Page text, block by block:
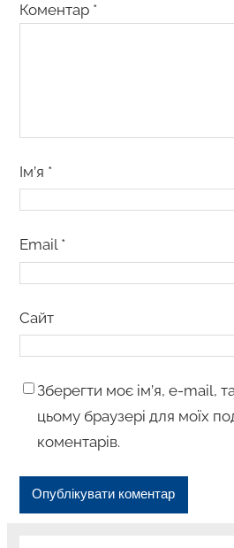
Коментар *
Ім’я *
Email *
Сайт
Зберегти моє ім’я, e-mail,
цьому браузері для моїх
коментарів.